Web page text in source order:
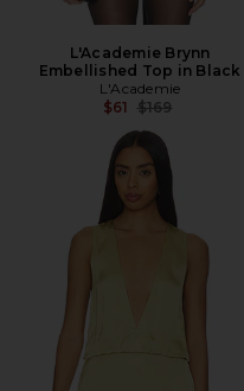
L'Academie Brynn
Embellished Top in Black
L'Academie
$61 전 가격:
$169